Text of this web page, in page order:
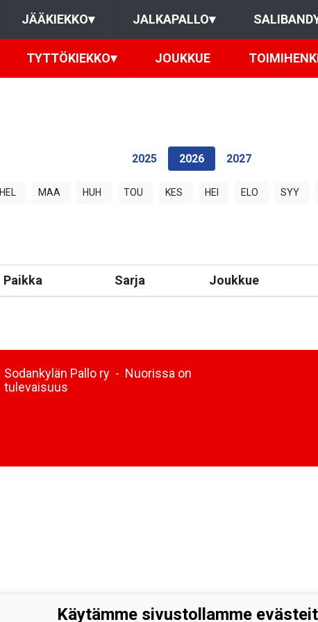
JÄÄKIEKKO▾ JALKAPALLO▾
TYTTÖKIEKKO▾ JOUKKUE
2025 2026 2027
HEL MAA HUH TOU KES HEI ELO SYY
Paikka Sarja Joukkue
Sodankylän Pallo ry - Nuorissa on
tulevaisuus
Käytämme sivustollamme